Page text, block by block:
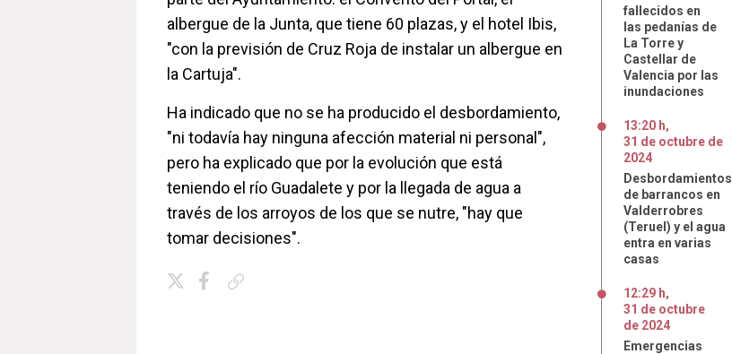
albergue de la Junta, que tiene 60 plazas, y el hotel Ibis,
"con la previsión de Cruz Roja de instalar un albergue en
la Cartuja".
Ha indicado que no se ha producido el desbordamiento,
"ni todavía hay ninguna afección material ni personal",
pero ha explicado que por la evolución que está
teniendo el río Guadalete y por la llegada de agua a
través de los arroyos de los que se nutre, "hay que
tomar decisiones".
fallecidos en
las pedanías de
La Torre y
Castellar de
Valencia por las
inundaciones
13:20 h,
31 de octubre de
2024
Desbordamientos
de barrancos en
Valderrobres
(Teruel) y el agua
entra en varias
casas
12:29 h,
31 de octubre
de 2024
Emergencias